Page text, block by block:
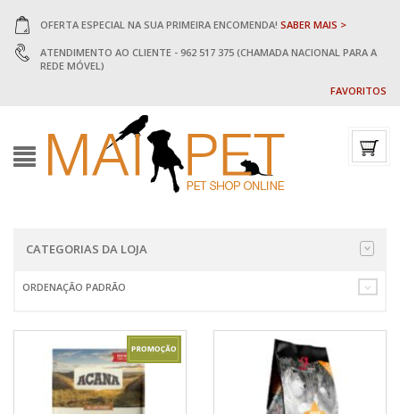
OFERTA ESPECIAL NA SUA PRIMEIRA ENCOMENDA! SABER MAIS >
ATENDIMENTO AO CLIENTE - 962 517 375 (CHAMADA NACIONAL PARA A
REDE MÓVEL)
FAVORITOS
CATEGORIAS DA LOJA
ORDENAÇÃO PADRÃO